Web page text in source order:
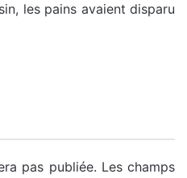
les pains avaient disparu
pas publiée. Les champs